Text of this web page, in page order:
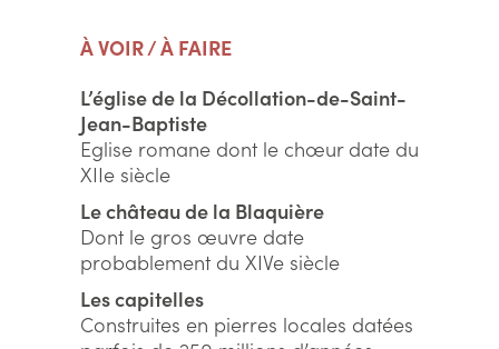
À VOIR / À FAIRE
L’église de la Décollation-de-Saint-
Jean-Baptiste
Eglise romane dont le chœur date du
XIIe siècle
Le château de la Blaquière
Dont le gros œuvre date
probablement du XIVe siècle
Les capitelles
Construites en pierres locales datées